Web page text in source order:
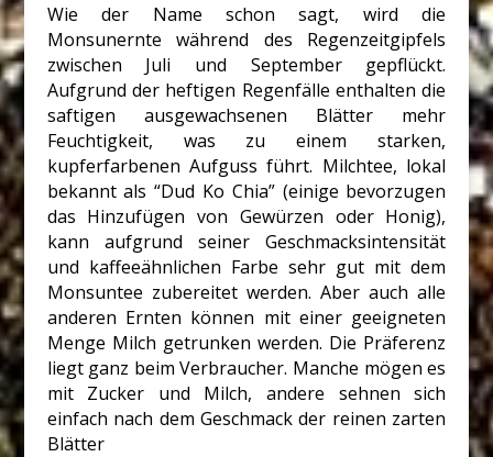
Wie der Name schon sagt, wird die
Monsunernte während des Regenzeitgipfels
zwischen Juli und September gepflückt.
Aufgrund der heftigen Regenfälle enthalten die
saftigen ausgewachsenen Blätter mehr
Feuchtigkeit, was zu einem starken,
kupferfarbenen Aufguss führt. Milchtee, lokal
bekannt als “Dud Ko Chia” (einige bevorzugen
das Hinzufügen von Gewürzen oder Honig),
kann aufgrund seiner Geschmacksintensität
und kaffeeähnlichen Farbe sehr gut mit dem
Monsuntee zubereitet werden. Aber auch alle
anderen Ernten können mit einer geeigneten
Menge Milch getrunken werden. Die Präferenz
liegt ganz beim Verbraucher. Manche mögen es
mit Zucker und Milch, andere sehnen sich
einfach nach dem Geschmack der reinen zarten
Blätter